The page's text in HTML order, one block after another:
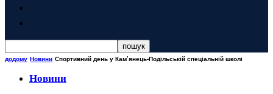
додому Новини Спортивний день у Кам’янець-Подільській спеціальній школі
Новини